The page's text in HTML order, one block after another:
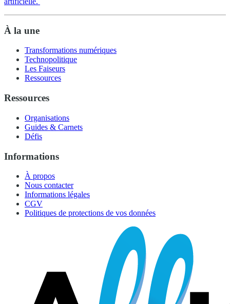
À la une
Transformations numériques
Technopolitique
Les Faiseurs
Ressources
Ressources
Organisations
Guides & Carnets
Défis
Informations
À propos
Nous contacter
Informations légales
CGV
Politiques de protections de vos données